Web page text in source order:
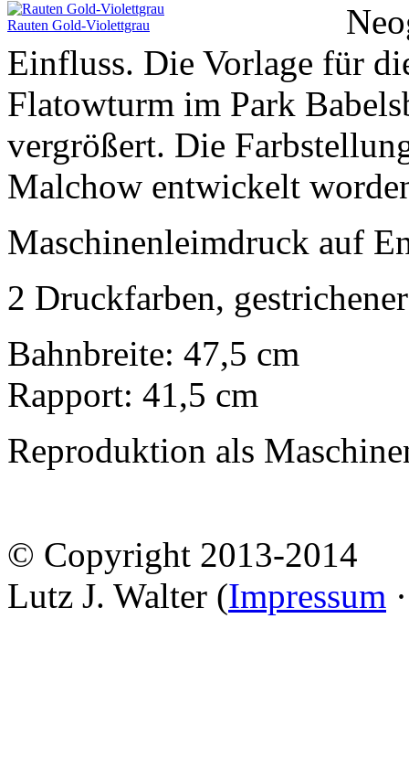
Rauten Gold-Violettgrau
Einfluss. Die Vorlage für
Flatowturm im Park
vergrößert. Die
Malchow entwickelt
Maschinenleimdruck auf
2 Druckfarben,
Bahnbreite: 47,5 cm
Rapport: 41,5 cm
Reproduktion als
© Copyright 2013-2014
Lutz J. Walter (Impressum